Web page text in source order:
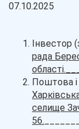
07.10.2025
Інвестор
рада
Поштова і
селище
56.